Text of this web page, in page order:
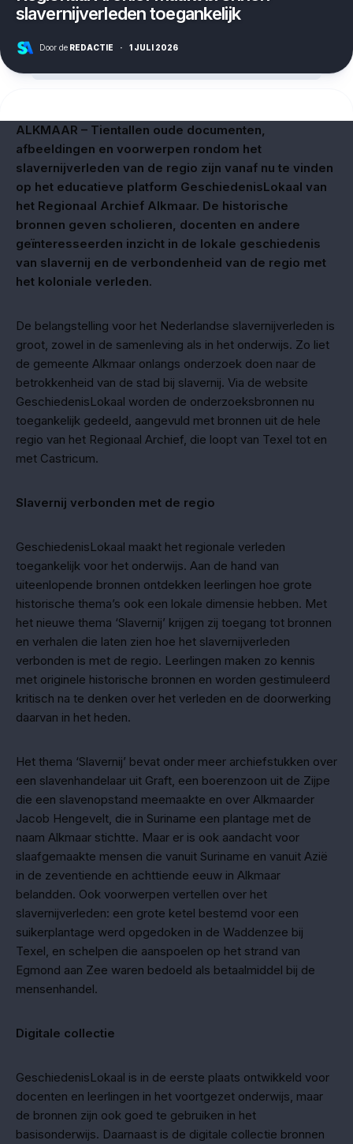
slavernijverleden toegankelijk
Door de REDACTIE · 1 JULI 2026
ALKMAAR – Tientallen oude documenten,
afbeeldingen en voorwerpen rondom het
slavernijverleden van de regio zijn vanaf nu te vinden
op het educatieve platform GeschiedenisLokaal van
het Regionaal Archief Alkmaar. De historische
bronnen geven scholieren, docenten en andere
geïnteresseerden inzicht in de lokale geschiedenis
van slavernij en de verbondenheid van de regio met
het koloniale verleden.
De belangstelling voor het Nederlandse slavernijverleden is
groot, zowel in de samenleving als in het onderwijs. Zo liet
de gemeente Alkmaar onlangs onderzoek doen naar de
betrokkenheid van de stad bij slavernij. Via de website
GeschiedenisLokaal worden de onderzoeksbronnen nu
toegankelijk gedeeld, aangevuld met bronnen uit de hele
regio van het Regionaal Archief, die loopt van Texel tot en
met Castricum.
Slavernij verbonden met de regio
GeschiedenisLokaal maakt het regionale verleden
toegankelijk voor het onderwijs. Aan de hand van
uiteenlopende bronnen ontdekken leerlingen hoe grote
historische thema’s ook een lokale dimensie hebben. Met
het nieuwe thema ‘Slavernij’ krijgen zij toegang tot bronnen
en verhalen die laten zien hoe het slavernijverleden
verbonden is met de regio. Leerlingen maken zo kennis
met originele historische bronnen en worden gestimuleerd
kritisch na te denken over het verleden en de doorwerking
daarvan in het heden.
Het thema ‘Slavernij’ bevat onder meer archiefstukken over
een slavenhandelaar uit Graft, een boerenzoon uit de Zijpe
die een slavenopstand meemaakte en over Alkmaarder
Jacob Hengevelt, die in Suriname een plantage met de
naam Alkmaar stichtte. Maar er is ook aandacht voor
slaafgemaakte mensen die vanuit Suriname en vanuit Azië
in de zeventiende en achttiende eeuw in Alkmaar
belandden. Ook voorwerpen vertellen over het
slavernijverleden: een grote ketel bestemd voor een
suikerplantage werd opgedoken in de Waddenzee bij
Texel, en schelpen die aanspoelen op het strand van
Egmond aan Zee waren bedoeld als betaalmiddel bij de
mensenhandel.
Digitale collectie
GeschiedenisLokaal is in de eerste plaats ontwikkeld voor
docenten en leerlingen in het voortgezet onderwijs, maar
de bronnen zijn ook goed te gebruiken in het
basisonderwijs. Daarnaast is de digitale collectie bronnen